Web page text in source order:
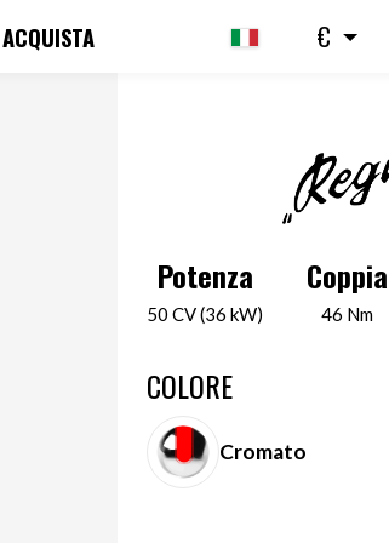
ACQUISTA €
HOREX Regina EVO
HOREX Motorcycles GmbH
Potenza
50 CV (36 kW)
Coppia
46 Nm
COLORE
Cromato